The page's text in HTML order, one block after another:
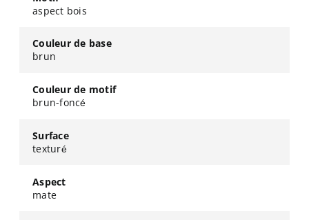
aspect bois
Couleur de base
brun
Couleur de motif
brun-foncé
Surface
texturé
Aspect
mate